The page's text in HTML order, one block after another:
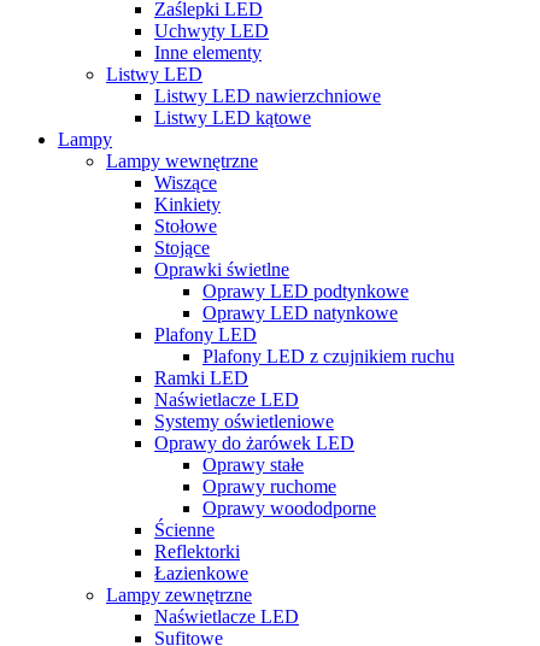
Zaślepki LED
Uchwyty LED
Inne elementy
Listwy LED
Listwy LED nawierzchniowe
Listwy LED kątowe
Lampy
Lampy wewnętrzne
Wiszące
Kinkiety
Stołowe
Stojące
Oprawki świetlne
Oprawy LED podtynkowe
Oprawy LED natynkowe
Plafony LED
Plafony LED z czujnikiem ruchu
Ramki LED
Naświetlacze LED
Systemy oświetleniowe
Oprawy do żarówek LED
Oprawy stałe
Oprawy ruchome
Oprawy woododporne
Ścienne
Reflektorki
Łazienkowe
Lampy zewnętrzne
Naświetlacze LED
Sufitowe